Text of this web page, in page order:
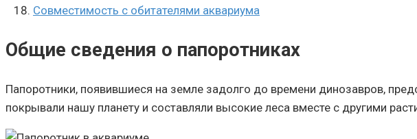
Совместимость с обитателями аквариума
Общие сведения о папоротниках
Папоротники, появившиеся на земле задолго до времени динозавров,
покрывали нашу планету и составляли высокие леса вместе с другими